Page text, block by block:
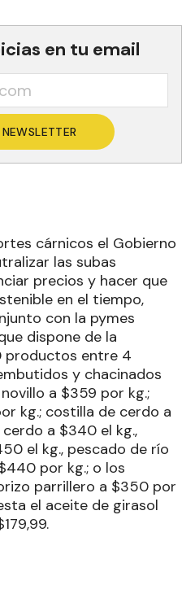
en tu email
cárnicos el Gobierno
las subas
precios y hacer que
en el tiempo,
con la pymes
dispone de la
productos entre 4
y chacinados
a $359 por kg.;
kg.; costilla de cerdo a
a $340 el kg.,
el kg., pescado de río
por kg.; o los
parrillero a $350 por
el aceite de girasol